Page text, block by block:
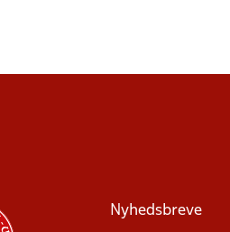
Nyhedsbreve